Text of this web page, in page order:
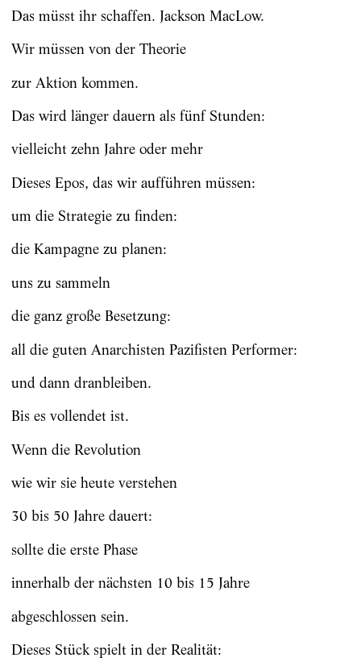
Das müsst ihr schaffen. Jackson MacLow.
Wir müssen von der Theorie
zur Aktion kommen.
Das wird länger dauern als fünf Stunden:
vielleicht zehn Jahre oder mehr
Dieses Epos, das wir aufführen müssen:
um die Strategie zu finden:
die Kampagne zu planen:
uns zu sammeln
die ganz große Besetzung:
all die guten Anarchisten Pazifisten Performer:
und dann dranbleiben.
Bis es vollendet ist.
Wenn die Revolution
wie wir sie heute verstehen
30 bis 50 Jahre dauert:
sollte die erste Phase
innerhalb der nächsten 10 bis 15 Jahre
abgeschlossen sein.
Dieses Stück spielt in der Realität: